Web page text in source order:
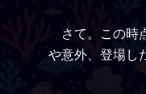
さて。この時
や意外、登場し